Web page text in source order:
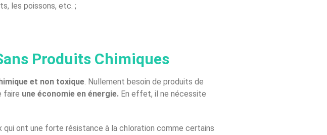
les poissons, etc. ;
Produits Chimiques
et non toxique. Nullement besoin de produits de
faire une économie en énergie. En effet, il ne nécessite
qui ont une forte résistance à la chloration comme certains